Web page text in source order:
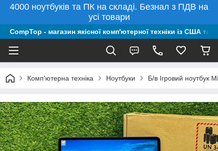
4000 ноутбуків та ПК на складі. Безнал з ПДВ на
усі товари
CompTop - магазин якісної комп'ютерної техніки із США та
Комп'ютерна техніка Ноутбуки Б/в Ігровий ноутбук